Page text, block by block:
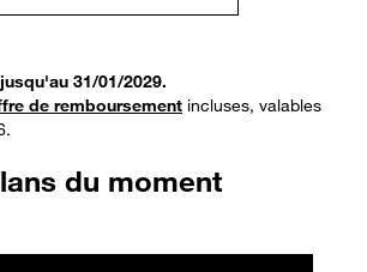
31/01/2029.
de remboursement incluses, valables
du moment